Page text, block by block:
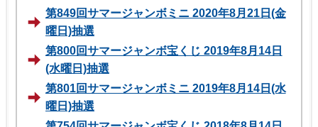
第849回サマージャンボミニ 2020年8月21日(金
曜日)抽選
第800回サマージャンボ宝くじ 2019年8月14日
(水曜日)抽選
第801回サマージャンボミニ 2019年8月14日(水
曜日)抽選